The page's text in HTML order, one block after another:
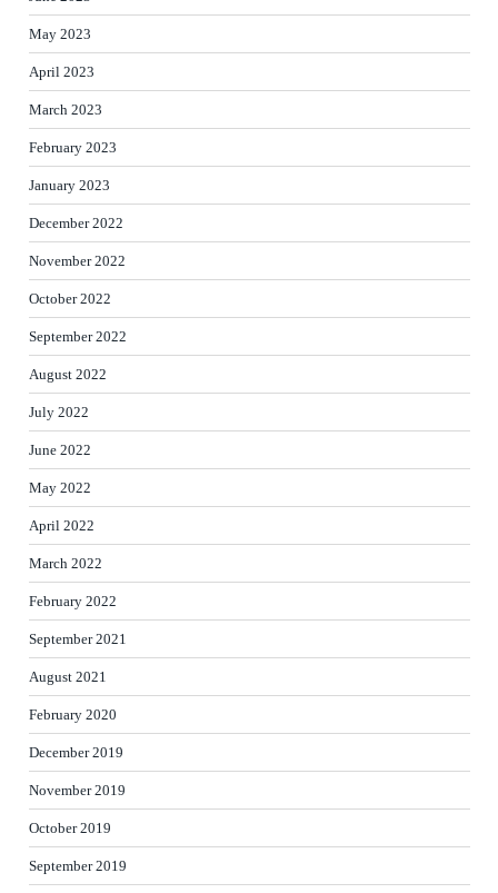
May 2023
April 2023
March 2023
February 2023
January 2023
December 2022
November 2022
October 2022
September 2022
August 2022
July 2022
June 2022
May 2022
April 2022
March 2022
February 2022
September 2021
August 2021
February 2020
December 2019
November 2019
October 2019
September 2019